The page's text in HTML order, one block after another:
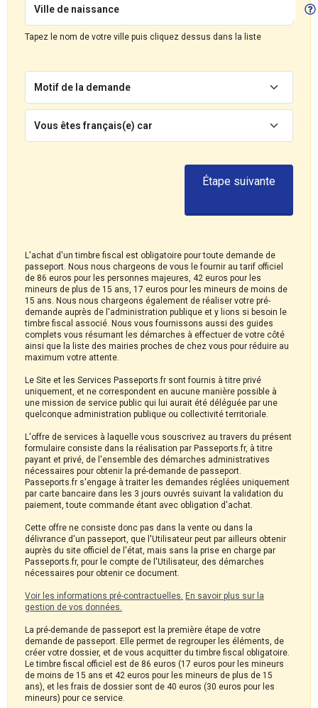
Ville de naissance
Tapez le nom de votre ville puis cliquez dessus dans la liste
Motif de la demande
Vous êtes français(e) car
L'achat d'un timbre fiscal est obligatoire pour toute demande de
passeport. Nous nous chargeons de vous le fournir au tarif officiel
de 86 euros pour les personnes majeures, 42 euros pour les
mineurs de plus de 15 ans, 17 euros pour les mineurs de moins de
15 ans. Nous nous chargeons également de réaliser votre pré-
demande auprès de l'administration publique et y lions si besoin le
timbre fiscal associé. Nous vous fournissons aussi des guides
complets vous résumant les démarches à effectuer de votre côté
ainsi que la liste des mairies proches de chez vous pour réduire au
maximum votre attente.
Le Site et les Services Passeports.fr sont fournis à titre privé
uniquement, et ne correspondent en aucune manière possible à
une mission de service public qui lui aurait été déléguée par une
quelconque administration publique ou collectivité territoriale.
L'offre de services à laquelle vous souscrivez au travers du présent
formulaire consiste dans la réalisation par Passeports.fr, à titre
payant et privé, de l'ensemble des démarches administratives
nécessaires pour obtenir la pré-demande de passeport.
Passeports.fr s'engage à traiter les demandes réglées uniquement
par carte bancaire dans les 3 jours ouvrés suivant la validation du
paiement, toute commande étant avec obligation d'achat.
Cette offre ne consiste donc pas dans la vente ou dans la
délivrance d'un passeport, que l'Utilisateur peut par ailleurs obtenir
auprès du site officiel de l'état, mais sans la prise en charge par
Passeports.fr, pour le compte de l'Utilisateur, des démarches
nécessaires pour obtenir ce document.
Voir les informations pré-contractuelles. En savoir plus sur la
gestion de vos données.
La pré-demande de passeport est la première étape de votre
demande de passeport. Elle permet de regrouper les éléments, de
créer votre dossier, et de vous acquitter du timbre fiscal obligatoire.
Le timbre fiscal officiel est de 86 euros (17 euros pour les mineurs
de moins de 15 ans et 42 euros pour les mineurs de plus de 15
ans), et les frais de dossier sont de 40 euros (30 euros pour les
mineurs) pour ce service.